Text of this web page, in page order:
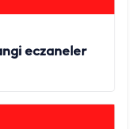
eczaneler